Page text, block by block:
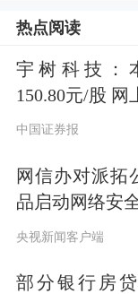
与解决方案
产业化项目
项目。
热点阅读
宇树科技：
150.80元/股 网
中国证券报
网信办对派拓
品启动网络安
央视新闻客户端
部分银行房